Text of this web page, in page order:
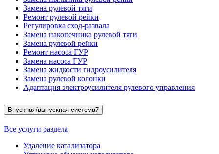
Замена рулевой тяги
Ремонт рулевой рейки
Регулировка сход-развала
Замена наконечника рулевой тяги
Замена рулевой рейки
Ремонт насоса ГУР
Замена насоса ГУР
Замена жидкости гидроусилителя
Замена рулевой колонки
Адаптация электроусилителя рулевого управления
Впускная/выпускная система7
Все услуги раздела
Удаление катализатора